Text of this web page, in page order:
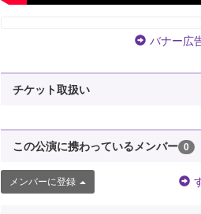
バナー広
チケット取扱い
この公演に携わっているメンバー 0
メンバーに登録